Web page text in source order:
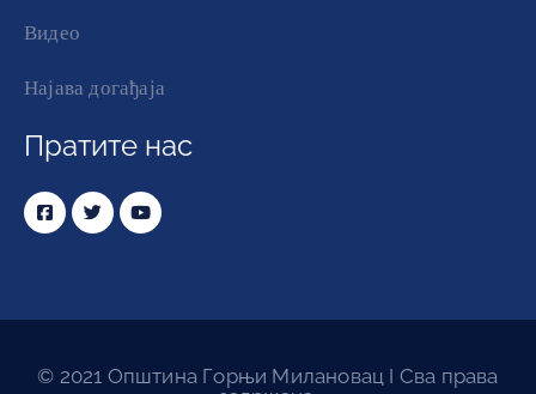
Видео
Најава догађаја
Пратите нас
© 2021 Општина Горњи Милановац I Сва права